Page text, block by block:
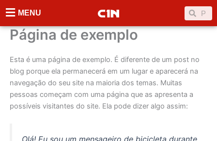
para
o
conteúdo
MENU Search
Página de exemplo
Esta é uma página de exemplo. É diferente de um post no
blog porque ela permanecerá em um lugar e aparecerá na
navegação do seu site na maioria dos temas. Muitas
pessoas começam com uma página que as apresenta a
possíveis visitantes do site. Ela pode dizer algo assim:
Olá! Eu sou um mensageiro de bicicleta durante